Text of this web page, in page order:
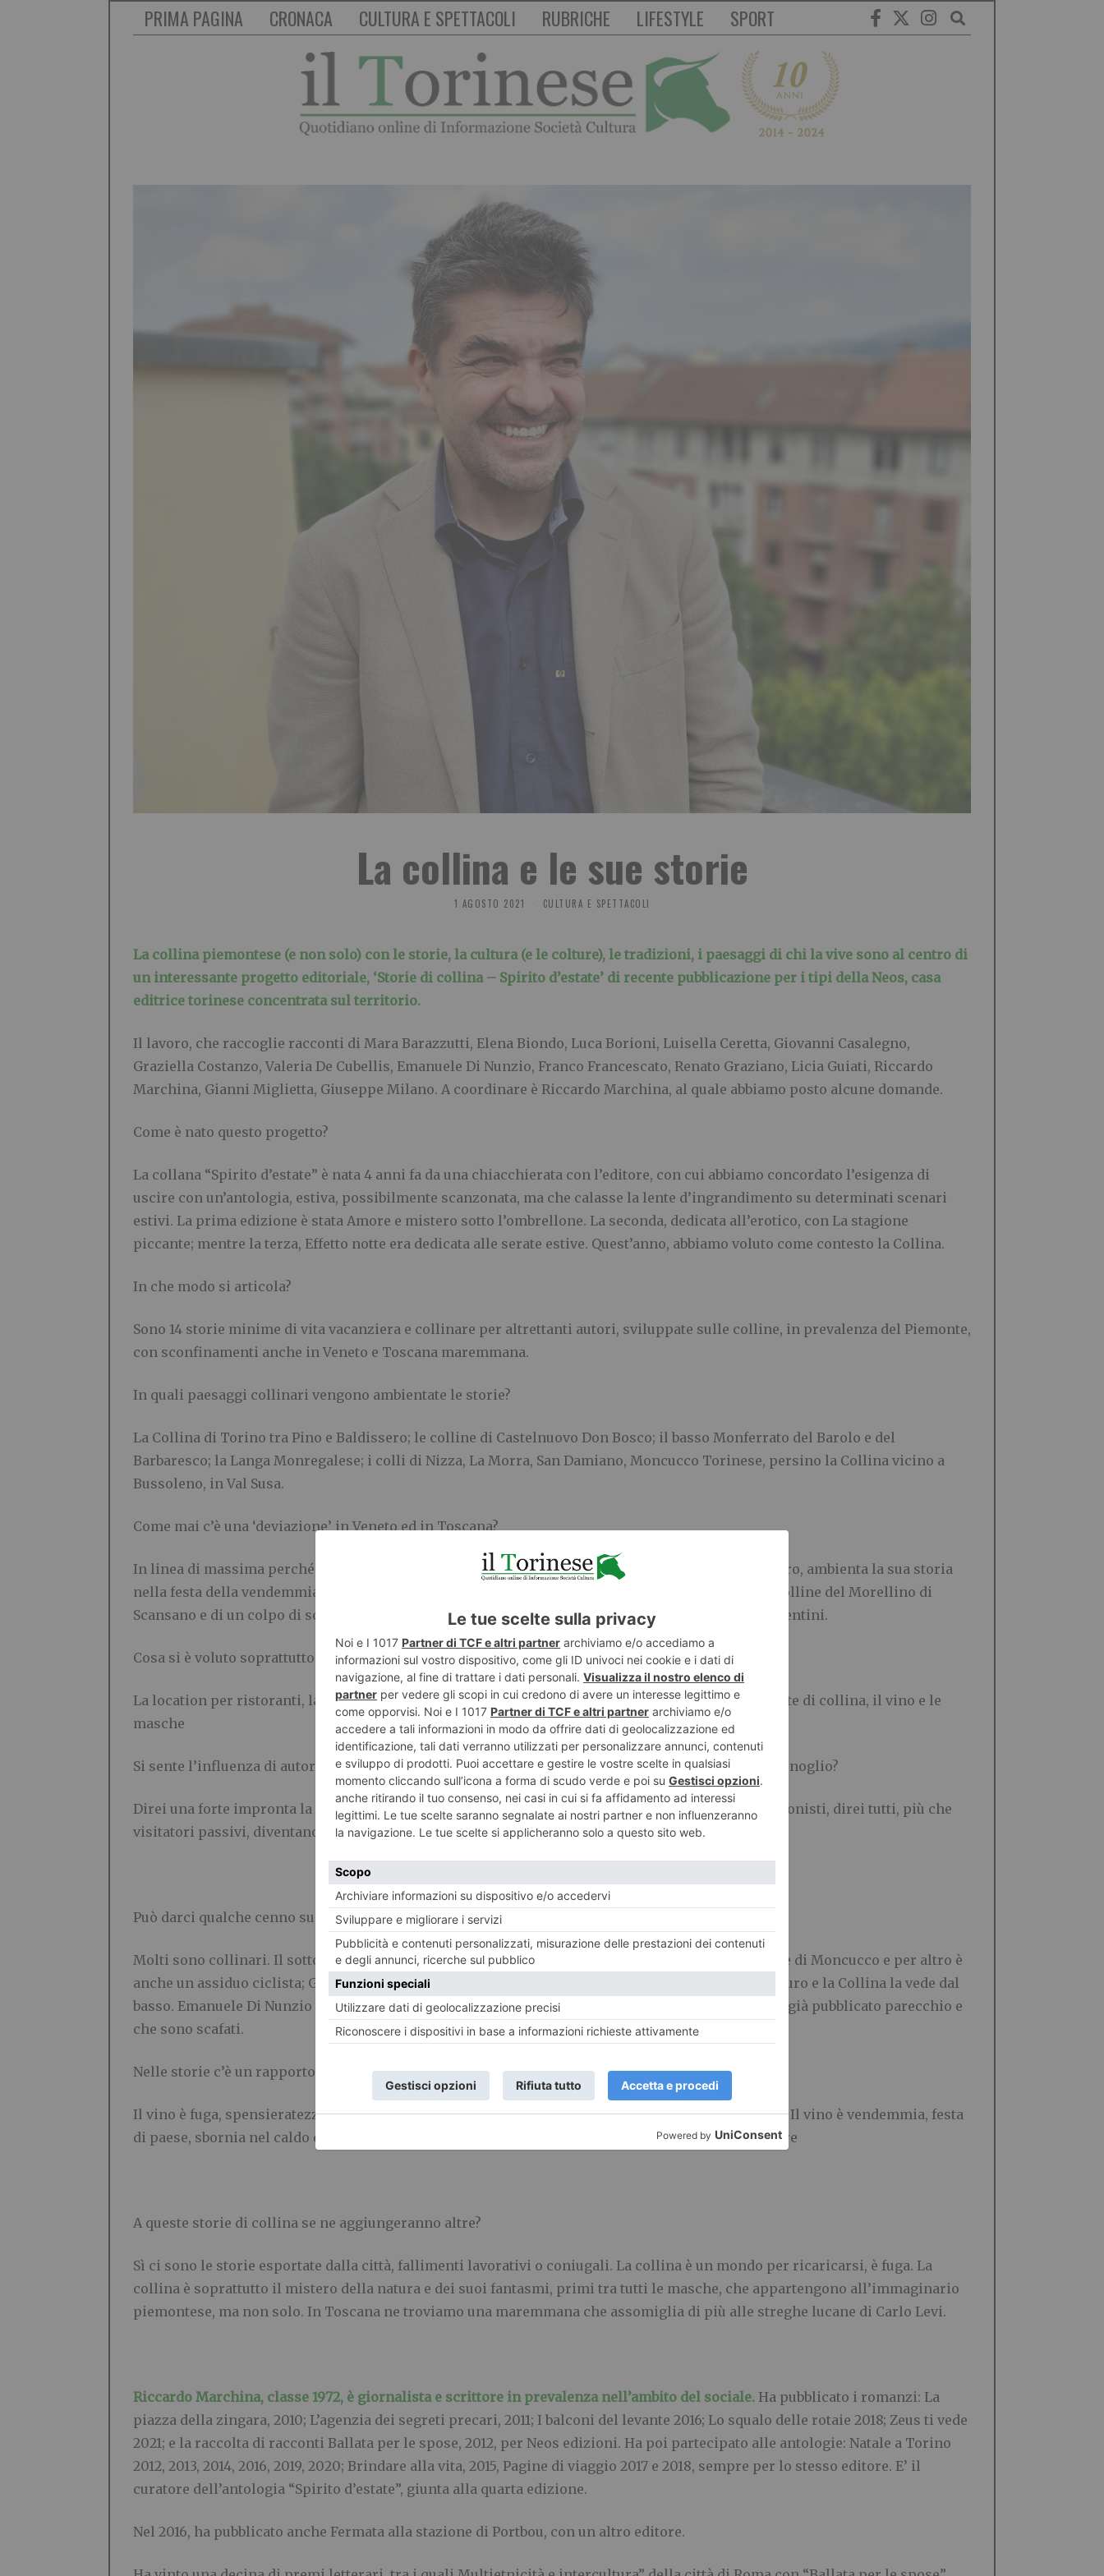
PRIMA PAGINA CRONACA CULTURA E SPETTACOLI RUBRICHE LIFESTYLE SPORT
La collina e le sue storie
1 AGOSTO 2021 CULTURA E SPETTACOLI
La collina piemontese (e non solo) con le storie, la cultura (e le colture), le tradizioni, i paesaggi di chi la vive sono al centro di
un interessante progetto editoriale, ‘Storie di collina – Spirito d’estate’ di recente pubblicazione per i tipi della Neos, casa
editrice torinese concentrata sul territorio.
Il lavoro, che raccoglie racconti di Mara Barazzutti, Elena Biondo, Luca Borioni, Luisella Ceretta, Giovanni Casalegno,
Graziella Costanzo, Valeria De Cubellis, Emanuele Di Nunzio, Franco Francescato, Renato Graziano, Licia Guiati, Riccardo
Marchina, Gianni Miglietta, Giuseppe Milano. A coordinare è Riccardo Marchina, al quale abbiamo posto alcune domande.
Come è nato questo progetto?
La collana “Spirito d’estate” è nata 4 anni fa da una chiacchierata con l’editore, con cui abbiamo concordato l’esigenza di
uscire con un’antologia, estiva, possibilmente scanzonata, ma che calasse la lente d’ingrandimento su determinati scenari
estivi. La prima edizione è stata Amore e mistero sotto l’ombrellone. La seconda, dedicata all’erotico, con La stagione
piccante; mentre la terza, Effetto notte era dedicata alle serate estive. Quest’anno, abbiamo voluto come contesto la Collina.
In che modo si articola?
Sono 14 storie minime di vita vacanziera e collinare per altrettanti autori, sviluppate sulle colline, in prevalenza del Piemonte,
con sconfinamenti anche in Veneto e Toscana maremmana.
In quali paesaggi collinari vengono ambientate le storie?
La Collina di Torino tra Pino e Baldissero; le colline di Castelnuovo Don Bosco; il basso Monferrato del Barolo e del
Barbaresco; la Langa Monregalese; i colli di Nizza, La Morra, San Damiano, Moncucco Torinese, persino la Collina vicino a
Bussoleno, in Val Susa.
Come mai c’è una ‘deviazione’ inVeneto ed inToscana?
In linea di massima perché ho lasciato libertà di espressione agli autori. Elena Biondo, di San Mauro, ambienta la sua storia
nella festa della vendemmia a Conegliano del Valdobbiadene, chiamata La Galzega. Io parlo delle colline del Morellino di
Scansano e di un colpo di sole alle terme di Saturnia, paradiso, si fa per dire di coatti romani e fiorentini.
Cosa si è voluto soprattutto descrivere della collina piemontese?
La location per ristoranti, la villeggiatura da vecchie zie e parenti, l’amore per la bicicletta e le salite di collina, il vino e le
masche
Si sente l’influenza di autori che hanno raccontato la collina del Piemonte come Pavese, Lajolo o Fenoglio?
Direi una forte impronta la lascia Pavese che sosteneva che la Collina è un modo di vivere. I protagonisti, direi tutti, più che
visitatori passivi, diventano protagonisti dei colli che frequentano, ne captano lo spirito
Può darci qualche cenno sugli autori del libro?
Molti sono collinari. Il sottoscritto vive a Pino Torinese, la collina della città; Giovanni Casalegno è di Moncucco e per altro è
anche un assiduo ciclista; Giuseppe Milano è di Castelnuovo don Bosco… Elena Biondo è di San Mauro e la Collina la vede dal
basso. Emanuele Di Nunzio è un torinese, ma che vive sui colli romani. Sono tutti autori che hanno già pubblicato parecchio e
che sono scafati.
Nelle storie c’è un rapporto tra le colline ed il vino ?
Il vino è fuga, spensieratezza, alle volte calata in contesti famigliari invece più pesanti o articolati. Il vino è vendemmia, festa
di paese, sbornia nel caldo della festa di nozze, il sogno impossibile, che si consuma in un bicchiere
A queste storie di collina se ne aggiungeranno altre?
Sì ci sono le storie esportate dalla città, fallimenti lavorativi o coniugali. La collina è un mondo per ricaricarsi, è fuga. La
collina è soprattutto il mistero della natura e dei suoi fantasmi, primi tra tutti le masche, che appartengono all’immaginario
piemontese, ma non solo. In Toscana ne troviamo una maremmana che assomiglia di più alle streghe lucane di Carlo Levi.
Riccardo Marchina, classe 1972, è giornalista e scrittore in prevalenza nell’ambito del sociale. Ha pubblicato i romanzi: La
piazza della zingara, 2010; L’agenzia dei segreti precari, 2011; I balconi del levante 2016; Lo squalo delle rotaie 2018; Zeus ti vede
2021; e la raccolta di racconti Ballata per le spose, 2012, per Neos edizioni. Ha poi partecipato alle antologie: Natale a Torino
2012, 2013, 2014, 2016, 2019, 2020; Brindare alla vita, 2015, Pagine di viaggio 2017 e 2018, sempre per lo stesso editore. E’ il
curatore dell’antologia “Spirito d’estate”, giunta alla quarta edizione.
Nel 2016, ha pubblicato anche Fermata alla stazione di Portbou, con un altro editore.